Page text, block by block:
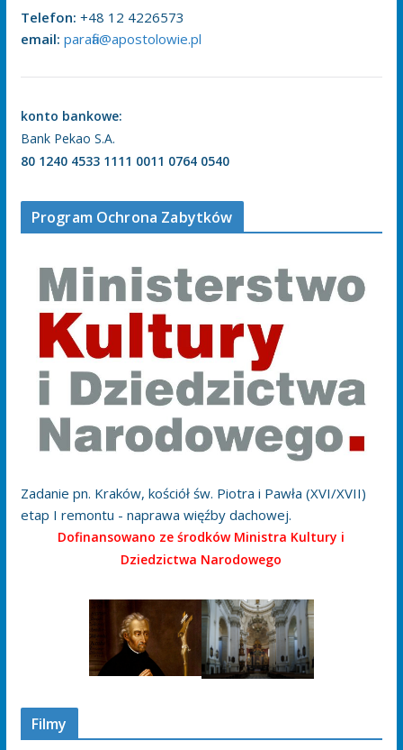
Telefon: +48 12 4226573
email: parafia@apostolowie.pl
konto bankowe:
Bank Pekao S.A.
80 1240 4533 1111 0011 0764 0540
Program Ochrona Zabytków
Zadanie pn. Kraków, kościół św. Piotra i Pawła (XVI/XVII)
etap I remontu - naprawa więźby dachowej.
Dofinansowano ze środków Ministra Kultury i
Dziedzictwa Narodowego
Filmy